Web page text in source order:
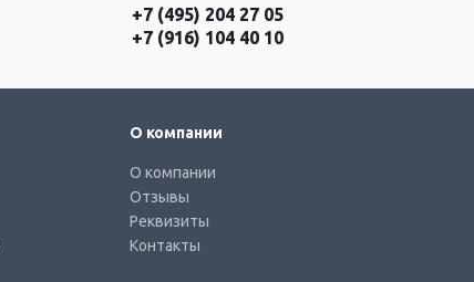
+7 (495) 204 27 05
+7 (916) 104 40 10
О компании
О компании
Отзывы
Реквизиты
Контакты